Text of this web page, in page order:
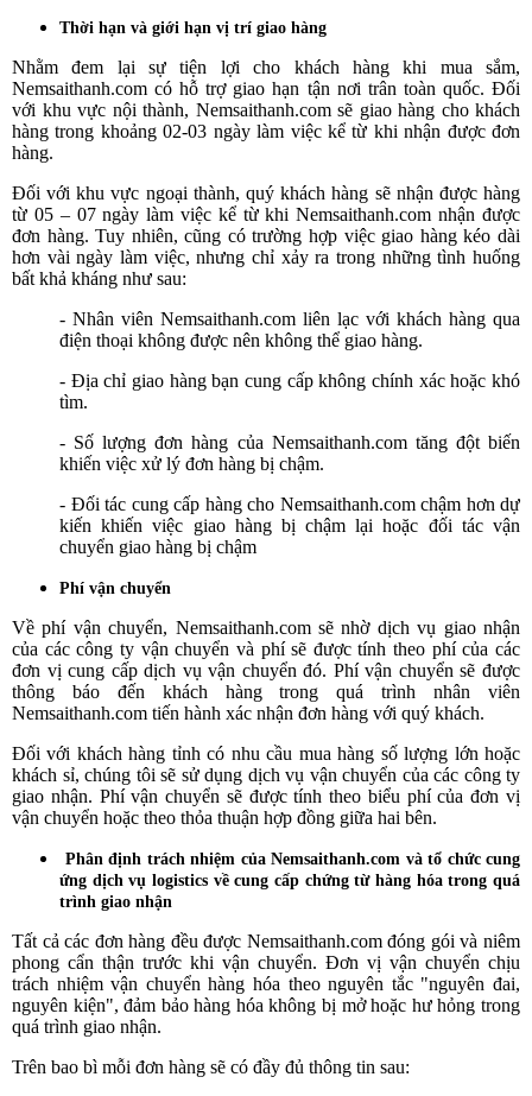
Thời hạn và giới hạn vị trí giao hàng
Nhằm đem lại sự tiện lợi cho khách hàng khi mua sắm,
Nemsaithanh.com có hỗ trợ giao hạn tận nơi trân toàn quốc. Đối
với khu vực nội thành, Nemsaithanh.com sẽ giao hàng cho khách
hàng trong khoảng 02-03 ngày làm việc kể từ khi nhận được đơn
hàng.
Đối với khu vực ngoại thành, quý khách hàng sẽ nhận được hàng
từ 05 – 07 ngày làm việc kể từ khi Nemsaithanh.com nhận được
đơn hàng. Tuy nhiên, cũng có trường hợp việc giao hàng kéo dài
hơn vài ngày làm việc, nhưng chỉ xảy ra trong những tình huống
bất khả kháng như sau:
- Nhân viên Nemsaithanh.com liên lạc với khách hàng qua
điện thoại không được nên không thể giao hàng.
- Địa chỉ giao hàng bạn cung cấp không chính xác hoặc khó
tìm.
- Số lượng đơn hàng của Nemsaithanh.com tăng đột biến
khiến việc xử lý đơn hàng bị chậm.
- Đối tác cung cấp hàng cho Nemsaithanh.com chậm hơn dự
kiến khiến việc giao hàng bị chậm lại hoặc đối tác vận
chuyển giao hàng bị chậm
Phí vận chuyển
Về phí vận chuyển, Nemsaithanh.com sẽ nhờ dịch vụ giao nhận
của các công ty vận chuyển và phí sẽ được tính theo phí của các
đơn vị cung cấp dịch vụ vận chuyển đó. Phí vận chuyển sẽ được
thông báo đến khách hàng trong quá trình nhân viên
Nemsaithanh.com tiến hành xác nhận đơn hàng với quý khách.
Đối với khách hàng tỉnh có nhu cầu mua hàng số lượng lớn hoặc
khách sỉ, chúng tôi sẽ sử dụng dịch vụ vận chuyển của các công ty
giao nhận. Phí vận chuyển sẽ được tính theo biểu phí của đơn vị
vận chuyển hoặc theo thỏa thuận hợp đồng giữa hai bên.
Phân định trách nhiệm của Nemsaithanh.com và tổ chức cung
ứng dịch vụ logistics về cung cấp chứng từ hàng hóa trong quá
trình giao nhận
Tất cả các đơn hàng đều được Nemsaithanh.com đóng gói và niêm
phong cẩn thận trước khi vận chuyển. Đơn vị vận chuyển chịu
trách nhiệm vận chuyển hàng hóa theo nguyên tắc "nguyên đai,
nguyên kiện", đảm bảo hàng hóa không bị mở hoặc hư hỏng trong
quá trình giao nhận.
Trên bao bì mỗi đơn hàng sẽ có đầy đủ thông tin sau: